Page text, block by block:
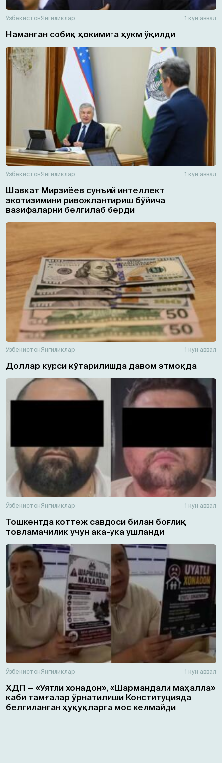
ЎзбекистонЯнгиликлар 1 кун аввал
Наманган собиқ ҳокимига ҳукм ўқилди
ЎзбекистонЯнгиликлар 1 кун аввал
Шавкат Мирзиёев сунъий интеллект
экотизимини ривожлантириш бўйича
вазифаларни белгилаб берди
ЎзбекистонЯнгиликлар 1 кун аввал
Доллар курси кўтарилишда давом этмоқда
ЎзбекистонЯнгиликлар 1 кун аввал
Тошкентда коттеж савдоси билан боғлиқ
товламачилик учун ака-ука ушланди
ЎзбекистонЯнгиликлар 1 кун аввал
ХДП — «Уятли хонадон», «Шармандали маҳалла»
каби тамғалар ўрнатилиши Конституцияда
белгиланган ҳуқуқларга мос келмайди